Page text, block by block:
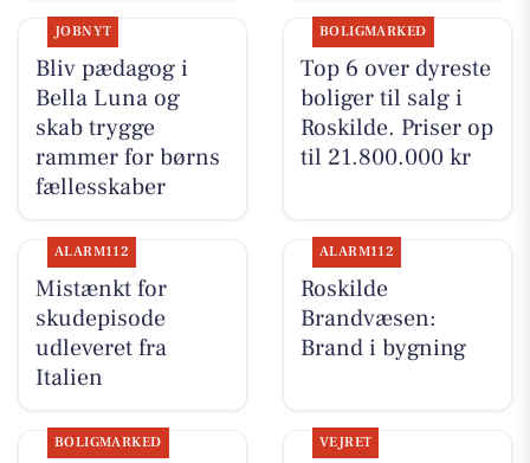
JOBNYT
Bliv pædagog i
Bella Luna og
skab trygge
rammer for børns
fællesskaber
BOLIGMARKED
Top 6 over dyreste
boliger til salg i
Roskilde. Priser op
til 21.800.000 kr
ALARM112
Mistænkt for
skudepisode
udleveret fra
Italien
ALARM112
Roskilde
Brandvæsen:
Brand i bygning
BOLIGMARKED VEJRET